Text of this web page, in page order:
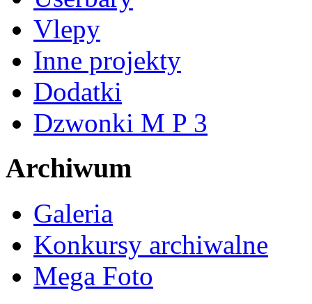
Vlepy
Inne projekty
Dodatki
Dzwonki M P 3
Archiwum
Galeria
Konkursy archiwalne
Mega Foto